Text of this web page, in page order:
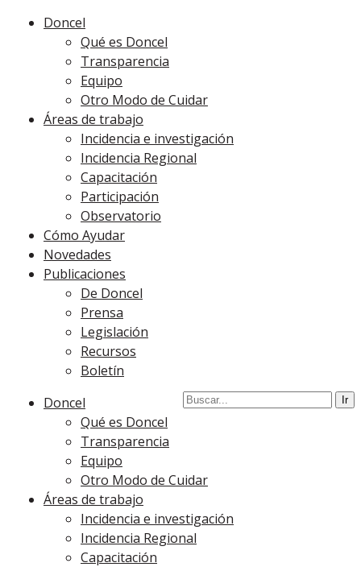
Doncel
Qué es Doncel
Transparencia
Equipo
Otro Modo de Cuidar
Áreas de trabajo
Incidencia e investigación
Incidencia Regional
Capacitación
Participación
Observatorio
Cómo Ayudar
Novedades
Publicaciones
De Doncel
Prensa
Legislación
Recursos
Boletín
Doncel
Qué es Doncel
Transparencia
Equipo
Otro Modo de Cuidar
Áreas de trabajo
Incidencia e investigación
Incidencia Regional
Capacitación